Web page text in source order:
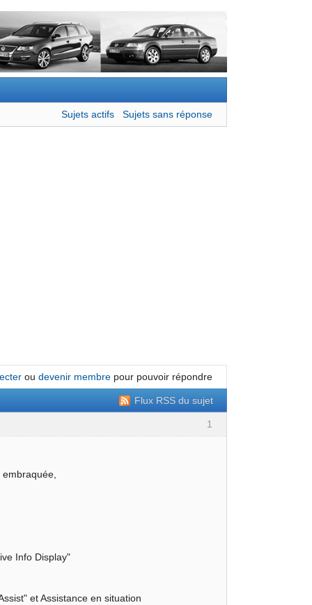
Sujets actifs Sujets sans réponse
ou devenir membrepour pouvoir répondre
Flux RSS du sujet
1
Info Display"
et Assistance en situation